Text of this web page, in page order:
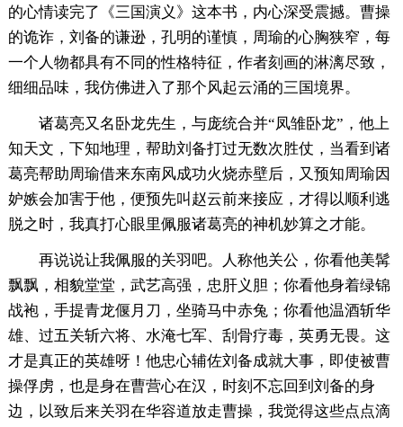
的心情读完了《三国演义》这本书，内心深受震撼。曹操
的诡诈，刘备的谦逊，孔明的谨慎，周瑜的心胸狭窄，每
一个人物都具有不同的性格特征，作者刻画的淋漓尽致，
细细品味，我仿佛进入了那个风起云涌的三国境界。
诸葛亮又名卧龙先生，与庞统合并“凤雏卧龙”，他上
知天文，下知地理，帮助刘备打过无数次胜仗，当看到诸
葛亮帮助周瑜借来东南风成功火烧赤壁后，又预知周瑜因
妒嫉会加害于他，便预先叫赵云前来接应，才得以顺利逃
脱之时，我真打心眼里佩服诸葛亮的神机妙算之才能。
再说说让我佩服的关羽吧。人称他关公，你看他美髯
飘飘，相貌堂堂，武艺高强，忠肝义胆；你看他身着绿锦
战袍，手提青龙偃月刀，坐骑马中赤兔；你看他温酒斩华
雄、过五关斩六将、水淹七军、刮骨疗毒，英勇无畏。这
才是真正的英雄呀！他忠心辅佐刘备成就大事，即使被曹
操俘虏，也是身在曹营心在汉，时刻不忘回到刘备的身
边，以致后来关羽在华容道放走曹操，我觉得这些点点滴